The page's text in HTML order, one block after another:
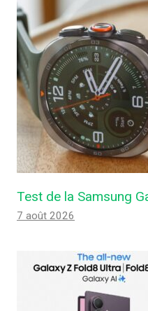
Test de la Samsung
7 août 2026